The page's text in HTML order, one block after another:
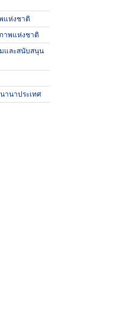
แห่งชาติ
าพแห่งชาติ
และสนับสนุน
านาประเทศ
รางวัลคุณภาพแห่งชาติ
เกณฑ์รางวัล
องค์กรที่ได้รับรางวัล